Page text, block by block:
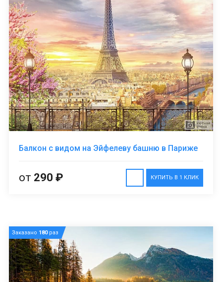
Балкон с видом на Эйфелеву башню в Париже
КУПИТЬ В 1 КЛИК
от 290 ₽
Заказано 180раз